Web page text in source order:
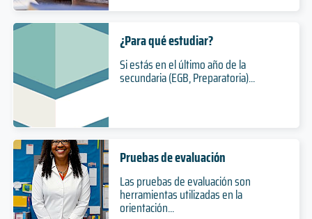
¿Para qué estudiar?
Si estás en el último año de la
secundaria (EGB, Preparatoria)...
Pruebas de evaluación
Las pruebas de evaluación son
herramientas utilizadas en la
orientación...